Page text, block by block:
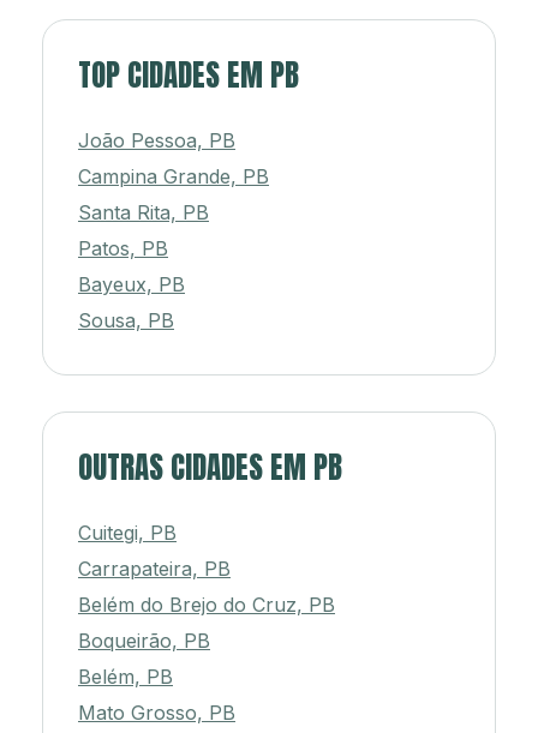
TOP CIDADES EM PB
João Pessoa, PB
Campina Grande, PB
Santa Rita, PB
Patos, PB
Bayeux, PB
Sousa, PB
OUTRAS CIDADES EM PB
Cuitegi, PB
Carrapateira, PB
Belém do Brejo do Cruz, PB
Boqueirão, PB
Belém, PB
Mato Grosso, PB